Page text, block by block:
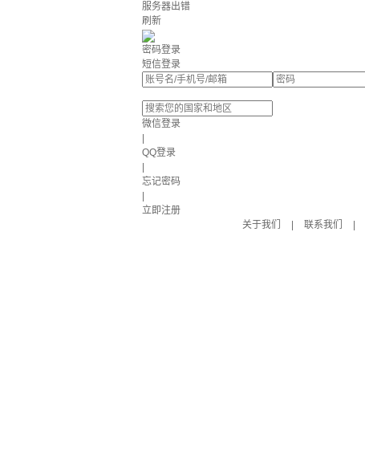
服务器出错
刷新
密码登录
短信登录
微信登录
QQ登录
忘记密码
立即注册
关于我们
联系我们